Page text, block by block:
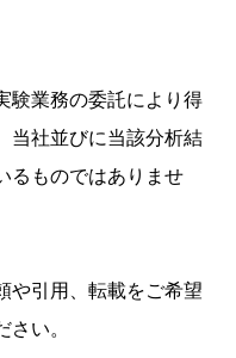
験業務の委託により得
当社並びに当該分析結
るものではありませ
や引用、転載をご希望
い。